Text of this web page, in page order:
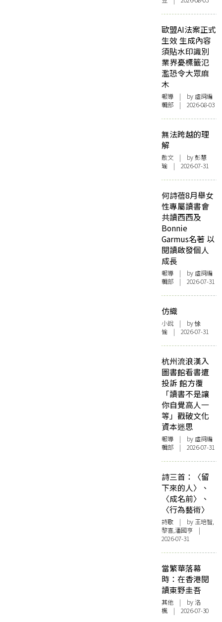
歐盟AI法案正式
生效 生成內容
須貼水印識別
業界憂標籤氾
濫恐令大眾麻
木
報導 | by 虛詞編
輯部 | 2026-08-03
無法跨越的理
解
散文 | by 彭慧
瑜 | 2026-07-31
何詩蓓8月舉女
性專屬讀書會
共讀西西及
Bonnie
Garmus名著 以
閱讀啟發個人
成長
報導 | by 虛詞編
輯部 | 2026-07-31
仿織
小說 | by 悇
愉 | 2026-07-31
杭州流浪漢入
圖書館看書遭
投訴 館方覆
「讀書不是讓
你自覺高人一
等」戳破文化
資本迷思
報導 | by 虛詞編
輯部 | 2026-07-31
詩三首：〈留
下來的人〉、
〈成名前〉、
〈行為藝術〉
詩歌 | by 王培智,
黎喜,潘國亨 |
2026-07-31
當繁華落幕
時：在香港閱
讀東野圭吾
其他 | by洛
楓 | 2026-07-30